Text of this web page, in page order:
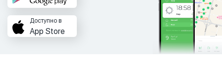
Доступно в
App Store